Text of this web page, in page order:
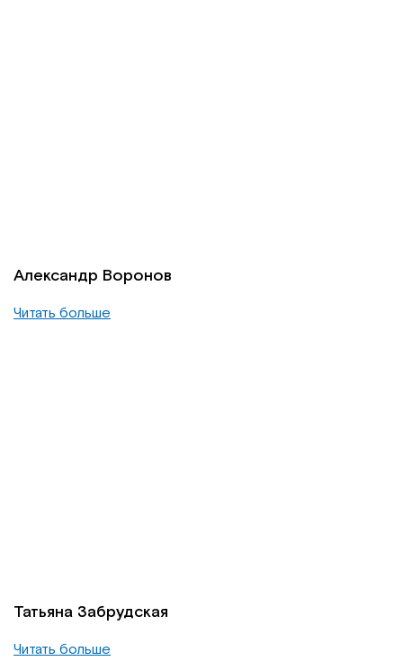
Александр Воронов
Читать больше
Татьяна Забрудская
Читать больше